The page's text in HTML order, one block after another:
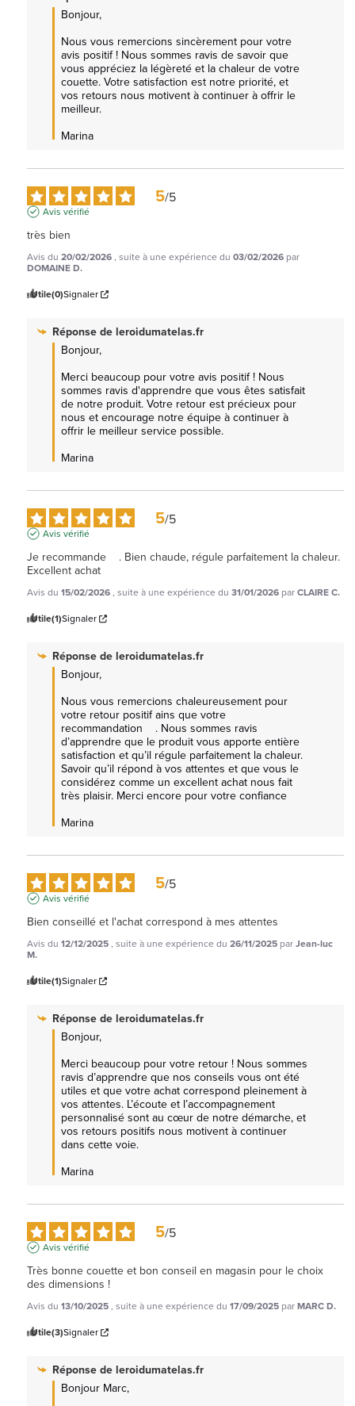
Bonjour,
Nous vous remercions sincèrement pour votre
avis positif ! Nous sommes ravis de savoir que
vous appréciez la légèreté et la chaleur de votre
couette. Votre satisfaction est notre priorité, et
vos retours nous motivent à continuer à offrir le
meilleur.
Marina
5/5
Avis vérifié
très bien
Avis du 20/02/2026, suite à une expérience du 03/02/2026 par
DOMAINE D.
Utile(0)Signaler
Réponse de leroidumatelas.fr
Bonjour,
Merci beaucoup pour votre avis positif ! Nous
sommes ravis d'apprendre que vous êtes satisfait
de notre produit. Votre retour est précieux pour
nous et encourage notre équipe à continuer à
offrir le meilleur service possible.
Marina
5/5
Avis vérifié
Je recommande    . Bien chaude, régule parfaitement la chaleur.
Excellent achat
Avis du 15/02/2026, suite à une expérience du 31/01/2026 parCLAIRE C.
Utile(1)Signaler
Réponse de leroidumatelas.fr
Bonjour,
Nous vous remercions chaleureusement pour
votre retour positif ains que votre
recommandation    . Nous sommes ravis
d’apprendre que le produit vous apporte entière
satisfaction et qu’il régule parfaitement la chaleur.
Savoir qu’il répond à vos attentes et que vous le
considérez comme un excellent achat nous fait
très plaisir. Merci encore pour votre confiance
Marina
5/5
Avis vérifié
Bien conseillé et l'achat correspond à mes attentes
Avis du 12/12/2025, suite à une expérience du 26/11/2025 parJean-luc
M.
Utile(1)Signaler
Réponse de leroidumatelas.fr
Bonjour,
Merci beaucoup pour votre retour ! Nous sommes
ravis d’apprendre que nos conseils vous ont été
utiles et que votre achat correspond pleinement à
vos attentes. L’écoute et l’accompagnement
personnalisé sont au cœur de notre démarche, et
vos retours positifs nous motivent à continuer
dans cette voie.
Marina
5/5
Avis vérifié
Très bonne couette et bon conseil en magasin pour le choix
des dimensions !
Avis du 13/10/2025, suite à une expérience du 17/09/2025 parMARC D.
Utile(3)Signaler
Réponse de leroidumatelas.fr
Bonjour Marc,